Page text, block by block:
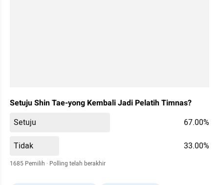
Setuju Shin Tae-yong Kembali Jadi Pelatih Timnas?
Setuju
67.00%
33.00%
1685 Pemilih · Polling telah berakhir